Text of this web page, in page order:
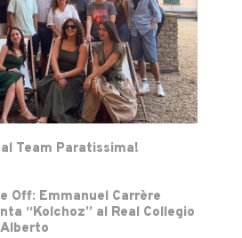
Team Paratissima!
Off: Emmanuel Carrère
“Kolchoz” al Real Collegio